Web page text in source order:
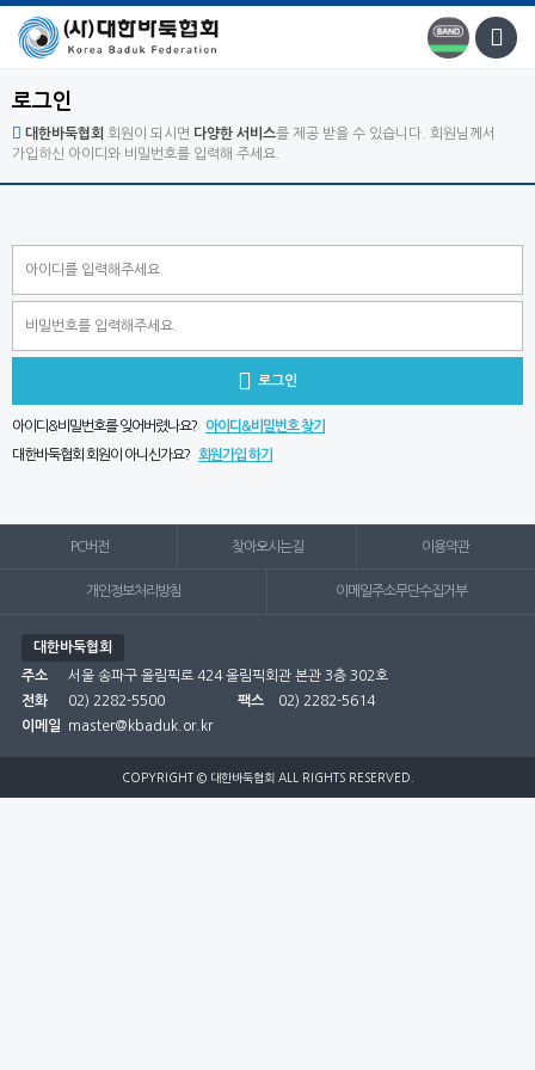
로그인
대한바둑협회 회원이 되시면 다양한 서비스를 제공 받을 수 있습니다. 회원님께서
가입하신 아이디와 비밀번호를 입력해 주세요.
 로그인
아이디&비밀번호를 잊어버렸나요? 아이디&비밀번호 찾기
대한바둑협회 회원이 아니신가요? 회원가입 하기
PC버전 찾아오시는길 이용약관
개인정보처리방침 이메일주소무단수집거부
대한바둑협회
주소
서울 송파구 올림픽로 424 올림픽회관 본관 3층 302호
전화
02) 2282-5500 팩스
02) 2282-5614
이메일
master@kbaduk.or.kr
COPYRIGHT © 대한바둑협회 ALL RIGHTS RESERVED.